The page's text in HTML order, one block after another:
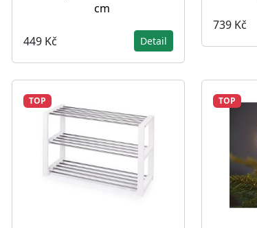
cm
449 Kč Detail
739 Kč
TOP TOP